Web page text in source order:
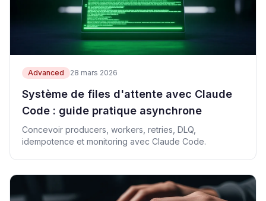
Advanced 28 mars 2026
Système de files d'attente avec Claude
Code : guide pratique asynchrone
Concevoir producers, workers, retries, DLQ,
idempotence et monitoring avec Claude Code.